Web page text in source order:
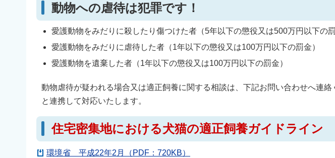
動物への虐待は犯罪です！
愛護動物をみだりに殺したり傷つけた者（5年以下の懲役又は500万円以下の罰
愛護動物をみだりに虐待した者（1年以下の懲役又は100万円以下の罰金）
愛護動物を遺棄した者（1年以下の懲役又は100万円以下の罰金）
動物虐待が疑われる場合又は適正飼養に関する相談は、下記お問い合わせへ連
と連携して対応いたします。
住宅密集地における犬猫の適正飼養ガイドライン
環境省 平成22年2月（PDF：720KB）